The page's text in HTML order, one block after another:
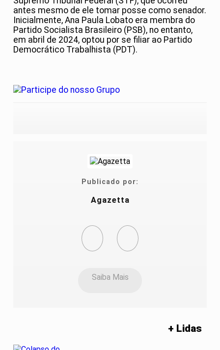
antes mesmo de ele tomar posse como senador.
Inicialmente, Ana Paula Lobato era membra do
Partido Socialista Brasileiro (PSB), no entanto,
em abril de 2024, optou por se filiar ao Partido
Democrático Trabalhista (PDT).
Publicado por:
Agazetta
Saiba Mais
+ Lidas